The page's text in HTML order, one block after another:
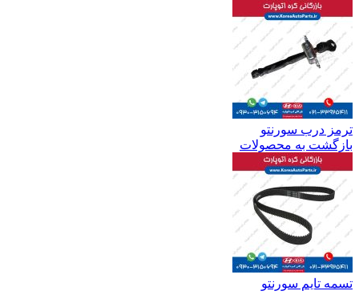
ترمز درب سورنتو
بازگشت به محصولات
تسمه تایم سورنتو